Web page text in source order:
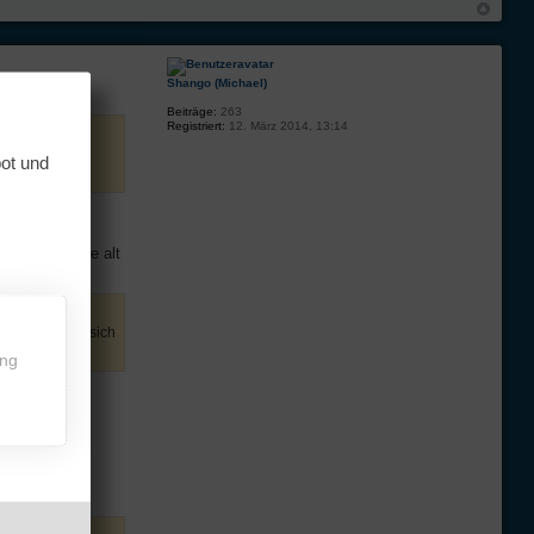
als 2 Tage alt
will sich
Shango (Michael)
Beiträge: 263
Registriert: 12. März 2014, 13:14
und